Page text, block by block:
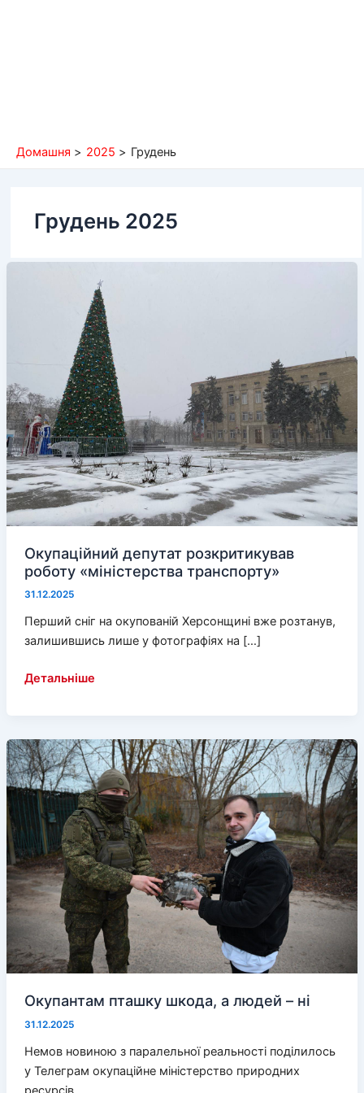
Домашня 2025 Грудень
Грудень 2025
Окупаційний депутат розкритикував
роботу «міністерства транспорту»
31.12.2025
Перший сніг на окупованій Херсонщині вже розтанув,
залишившись лише у фотографіях на […]
Окупаційний
роботу
«міністерства
транспорту»
Детальніше
Окупантам пташку шкода, а людей – ні
31.12.2025
Немов новиною з паралельної реальності поділилось
у Телеграм окупаційне міністерство природних